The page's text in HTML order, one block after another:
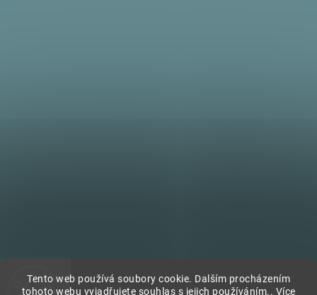
Tento web používá soubory cookie. Dalším procházením
tohoto webu vyjadřujete souhlas s jejich používáním.. Více